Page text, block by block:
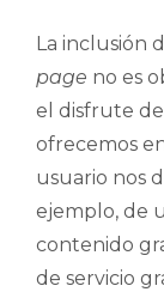
La inclusión
page no es
el disfrute
ofrecemos
usuario nos
ejemplo, de
contenido
de servicio